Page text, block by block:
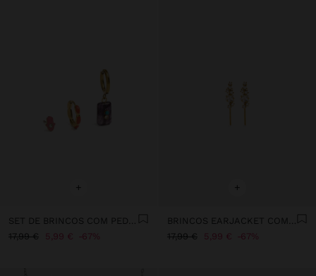
+
SET DE BRINCOS COM PEDRA E ESMALTE - AÇO INOXIDÁVEL
17,99 €
5,99 € 67%
+
BRINCOS EARJACKET COM ESTRELAS - AÇO INOXIDÁVEL
17,99 €
5,99 € 67%